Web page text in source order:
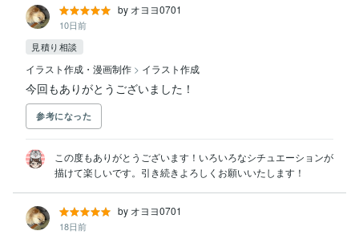
by オヨヨ0701
10日前
見積り相談
イラスト作成・漫画制作 > イラスト作成
今回もありがとうございました！
参考になった
この度もありがとうございます！いろいろなシチュエーションが
描けて楽しいです。引き続きよろしくお願いいたします！
by オヨヨ0701
18日前